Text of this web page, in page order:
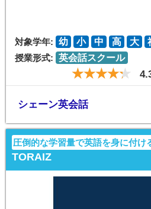
対象学年: 幼 小 中 高 大
授業形式: 英会話スクール
シェーン英会話
圧倒的な学習量で英語を身に付け
TORAIZ